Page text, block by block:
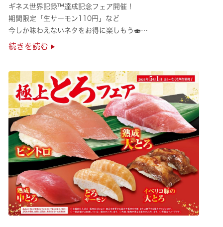
ギネス世界記録™達成記念フェア開催！
期間限定「生サーモン110円」など
今しか味わえないネタをお得に楽しもう🍣
是非お越しください✨
続きを読む